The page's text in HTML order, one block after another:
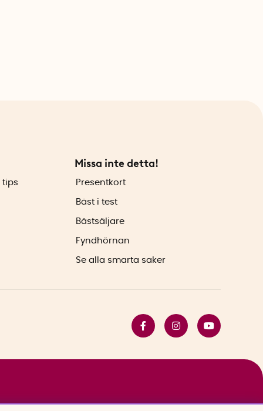
tips
Missa inte detta!
Presentkort
Bäst i test
Bästsäljare
Fyndhörnan
Se alla smarta saker